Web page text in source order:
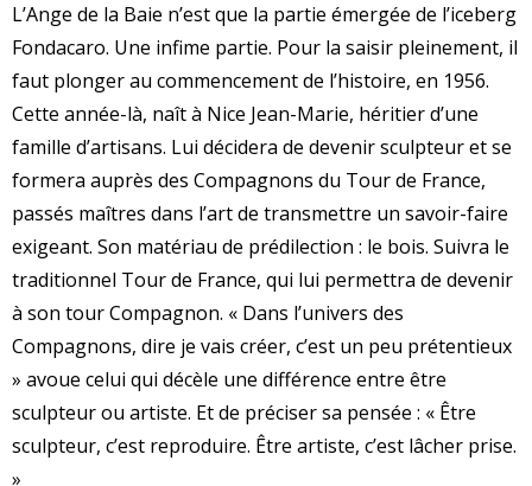
L’Ange de la Baie n’est que la partie émergée de l’iceberg
Fondacaro. Une infime partie. Pour la saisir pleinement, il
faut plonger au commencement de l’histoire, en 1956.
Cette année-là, naît à Nice Jean-Marie, héritier d’une
famille d’artisans. Lui décidera de devenir sculpteur et se
formera auprès des Compagnons du Tour de France,
passés maîtres dans l’art de transmettre un savoir-faire
exigeant. Son matériau de prédilection : le bois. Suivra le
traditionnel Tour de France, qui lui permettra de devenir
à son tour Compagnon. « Dans l’univers des
Compagnons, dire je vais créer, c’est un peu prétentieux
» avoue celui qui décèle une différence entre être
sculpteur ou artiste. Et de préciser sa pensée : « Être
sculpteur, c’est reproduire. Être artiste, c’est lâcher prise.
»